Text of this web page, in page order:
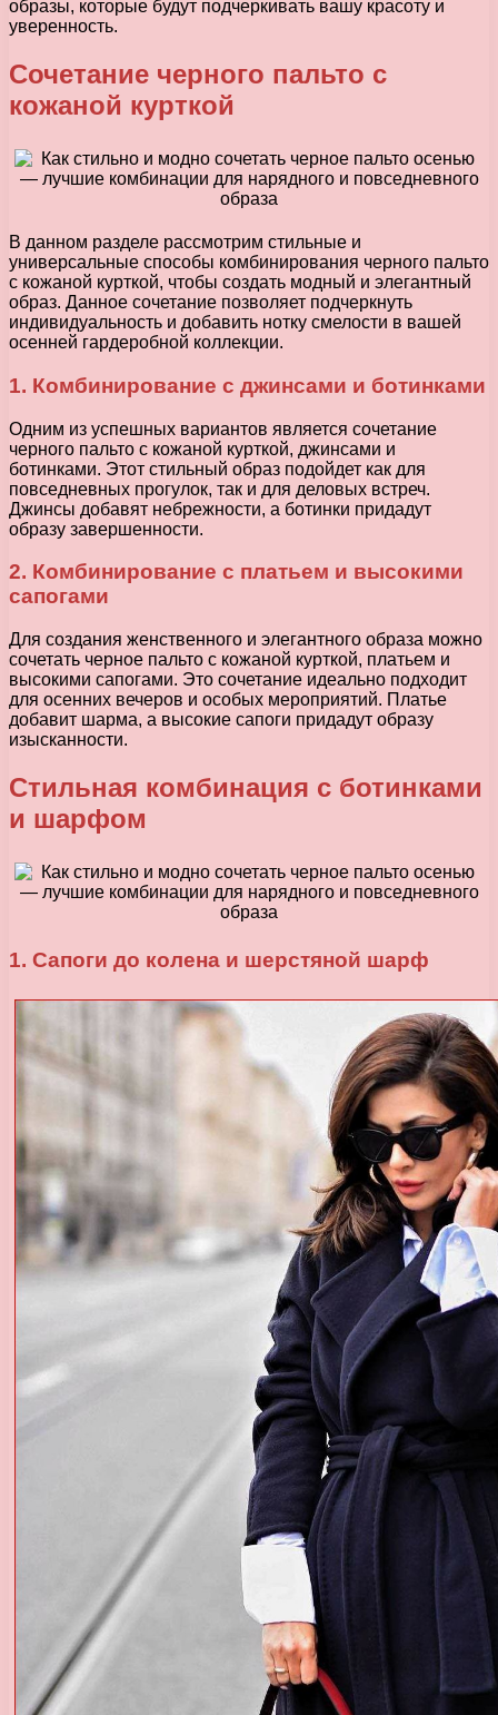
образы, которые будут подчеркивать вашу красоту и
уверенность.
Сочетание черного пальто с
кожаной курткой
В данном разделе рассмотрим стильные и
универсальные способы комбинирования черного пальто
с кожаной курткой, чтобы создать модный и элегантный
образ. Данное сочетание позволяет подчеркнуть
индивидуальность и добавить нотку смелости в вашей
осенней гардеробной коллекции.
1. Комбинирование с джинсами и ботинками
Одним из успешных вариантов является сочетание
черного пальто с кожаной курткой, джинсами и
ботинками. Этот стильный образ подойдет как для
повседневных прогулок, так и для деловых встреч.
Джинсы добавят небрежности, а ботинки придадут
образу завершенности.
2. Комбинирование с платьем и высокими
сапогами
Для создания женственного и элегантного образа можно
сочетать черное пальто с кожаной курткой, платьем и
высокими сапогами. Это сочетание идеально подходит
для осенних вечеров и особых мероприятий. Платье
добавит шарма, а высокие сапоги придадут образу
изысканности.
Стильная комбинация с ботинками
и шарфом
1. Сапоги до колена и шерстяной шарф